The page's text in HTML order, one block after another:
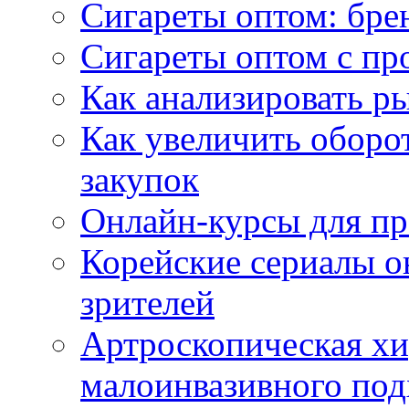
Сигареты оптом:
Сигареты оптом с
Как анализировать
Как увеличить
закупок
Онлайн-курсы для
Корейские сериалы
зрителей
Артроскопическая
малоинвазивного